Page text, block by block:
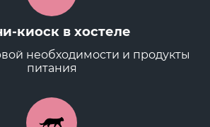
киоск в хостеле
необходимости и продукты
питания